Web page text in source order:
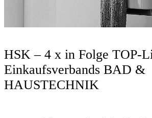
HSK – 4 x in Folge TOP-
Einkaufsverbands BAD &
HAUSTECHNIK